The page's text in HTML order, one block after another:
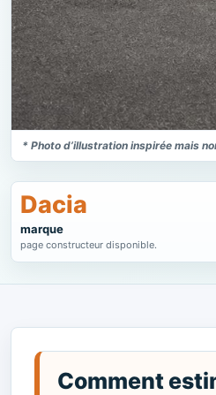
* Photo d’illustration inspirée mais
Dacia
marque
page constructeur disponible.
Comment